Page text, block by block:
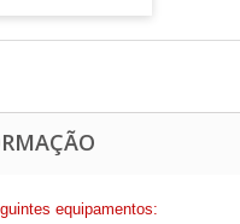
equipamentos: